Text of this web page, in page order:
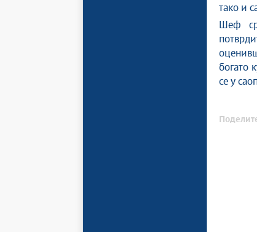
тако и
Шеф
богато
се у